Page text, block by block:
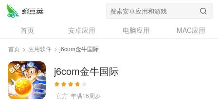
首页 安卓应用 电脑应用
MAC应用
资讯
专题
问答
首页 > 应用软件 > j6com金牛国际
j6com金牛国际
官方 年满16周岁